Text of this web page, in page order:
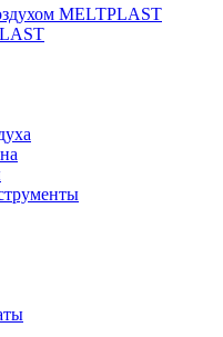
MELTPLAST